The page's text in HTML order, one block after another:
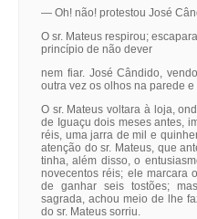
— Oh! não! protestou José
O sr. Mateus respirou;
princípio de não dever
nem fiar. José Cândido,
outra vez os olhos na parede
O sr. Mateus voltara à loja,
de Iguaçu dois meses antes,
réis, uma jarra de mil e
atenção do sr. Mateus, que
tinha, além disso, o
novecentos réis; ele marcara
de ganhar seis tostões;
sagrada, achou meio de lhe
do sr. Mateus sorriu.